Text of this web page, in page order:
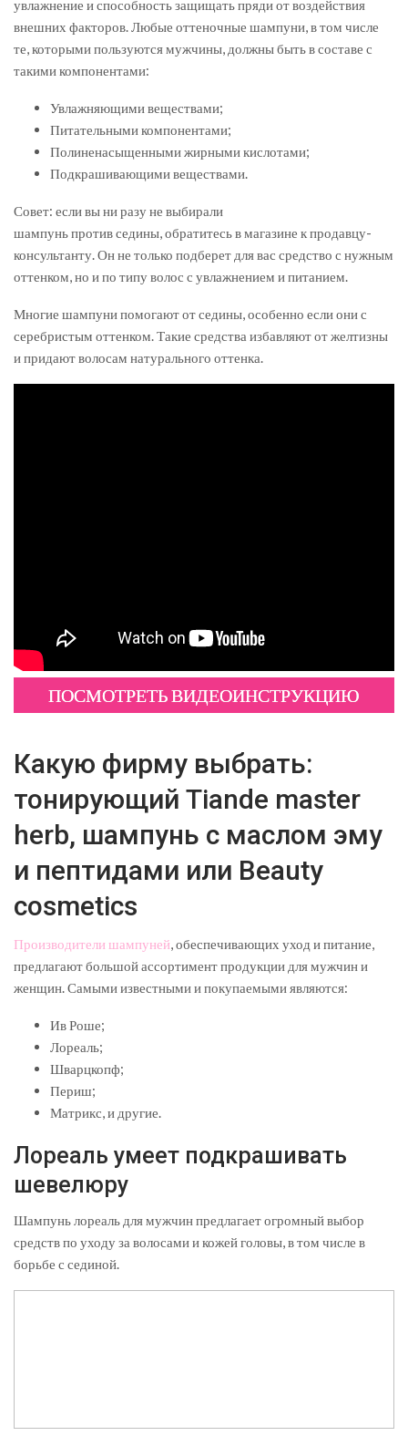
увлажнение и способность защищать пряди от воздействия
внешних факторов. Любые оттеночные шампуни, в том числе
те, которыми пользуются мужчины, должны быть в составе с
такими компонентами:
Увлажняющими веществами;
Питательными компонентами;
Полиненасыщенными жирными кислотами;
Подкрашивающими веществами.
Совет: если вы ни разу не выбирали
шампунь против седины, обратитесь в магазине к продавцу-
консультанту. Он не только подберет для вас средство с нужным
оттенком, но и по типу волос с увлажнением и питанием.
Многие шампуни помогают от седины, особенно если они с
серебристым оттенком. Такие средства избавляют от желтизны
и придают волосам натурального оттенка.
ПОСМОТРЕТЬ ВИДЕОИНСТРУКЦИЮ
Какую фирму выбрать:
тонирующий Tiande master
herb, шампунь с маслом эму
и пептидами или Beauty
cosmetics
Производители шампуней, обеспечивающих уход и питание,
предлагают большой ассортимент продукции для мужчин и
женщин. Самыми известными и покупаемыми являются:
Ив Роше;
Лореаль;
Шварцкопф;
Периш;
Матрикс, и другие.
Лореаль умеет подкрашивать
шевелюру
Шампунь лореаль для мужчин предлагает огромный выбор
средств по уходу за волосами и кожей головы, в том числе в
борьбе с сединой.